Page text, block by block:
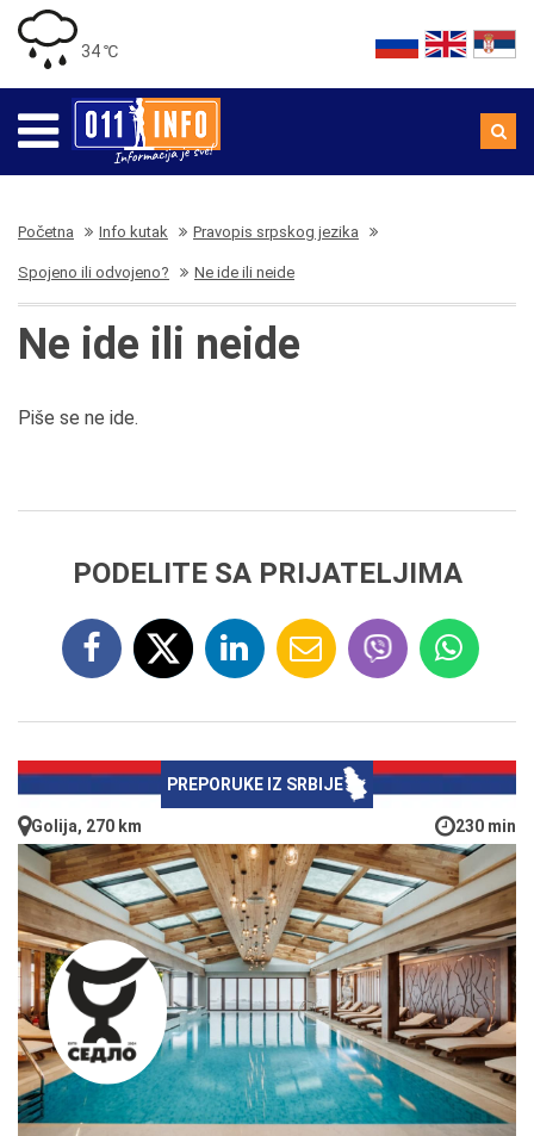
34 ℃
Početna Info kutak Pravopis srpskog jezika
Spojeno ili odvojeno? Ne ide ili neide
Ne ide ili neide
Piše se ne ide.
PODELITE SA PRIJATELJIMA
PREPORUKE IZ SRBIJE
Golija, 270 km 230 min